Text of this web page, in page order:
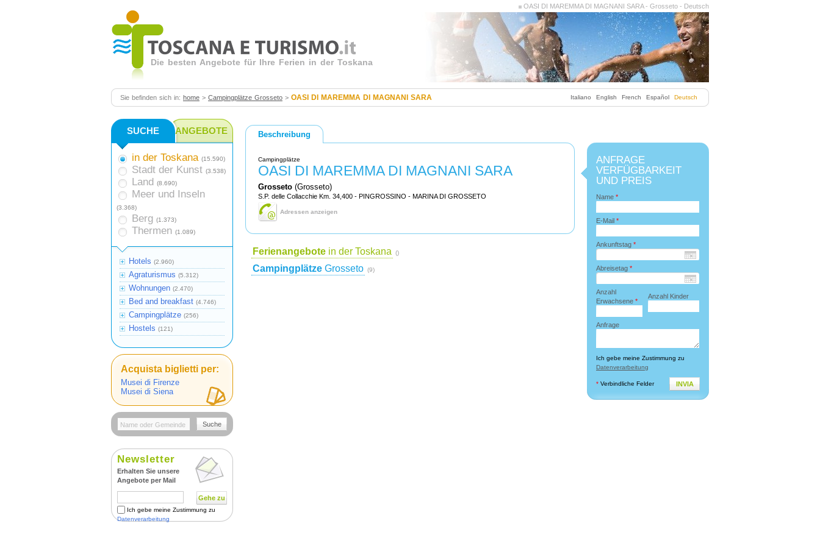
OASI DI MAREMMA DI MAGNANI SARA - Grosseto - Deutsch
Die besten Angebote für Ihre Ferien in der Toskana
Italiano English French Español Deutsch
Sie befinden sich in: home > Campingplätze Grosseto > OASI DI MAREMMA DI MAGNANI SARA
Beschreibung
Campingplätze
OASI DI MAREMMA DI MAGNANI SARA
Grosseto (Grosseto)
S.P. delle Collacchie Km. 34,400 - PINGROSSINO - MARINA DI GROSSETO
Adressen anzeigen
Ferienangebote in der Toskana ()
Campingplätze Grosseto (9)
SUCHE ANGEBOTE
in der Toskana (15.590)
Stadt der Kunst (3.538)
Land (8.690)
Meer und Inseln
(3.368)
Berg (1.373)
Thermen (1.089)
Hotels (2.960)
Agraturismus (5.312)
Wohnungen (2.470)
Bed and breakfast (4.746)
Campingplätze (256)
Hostels (121)
Acquista biglietti per:
Musei di Firenze
Musei di Siena
Suche
Newsletter
Erhalten Sie unsere
Angebote per Mail
Gehe zu
Ich gebe meine Zustimmung zu
Datenverarbeitung
ANFRAGE
VERFÜGBARKEIT
UND PREIS
Name *
E-Mail *
Ankunftstag *
Abreisetag *
Anzahl
Erwachsene *
Anzahl Kinder
Anfrage
Ich gebe meine Zustimmung zu
Datenverarbeitung
INVIA
* Verbindliche Felder